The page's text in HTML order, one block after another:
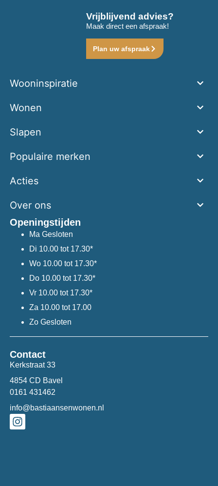
Vrijblijvend advies?
Maak direct een afspraak!
Plan uw afspraak
Wooninspiratie
Wonen
Slapen
Populaire merken
Acties
Over ons
Openingstijden
Ma Gesloten
Di 10.00 tot 17.30*
Wo 10.00 tot 17.30*
Do 10.00 tot 17.30*
Vr 10.00 tot 17.30*
Za 10.00 tot 17.00
Zo Gesloten
Contact
Kerkstraat 33
4854 CD Bavel
0161 431462
info@bastiaansenwonen.nl